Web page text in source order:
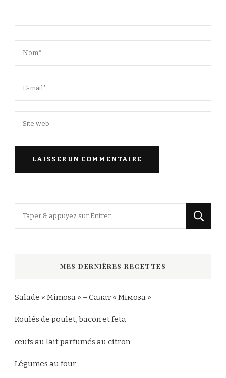
MES DERNIÈRES RECETTES
Salade « Mimosa » – Салат « Мімоза »
Roulés de poulet, bacon et feta
œufs au lait parfumés au citron
Légumes au four